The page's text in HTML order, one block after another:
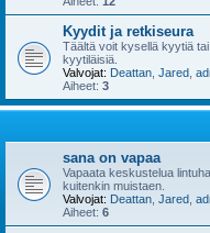
Kyydit ja retkiseura
Täältä voit kysellä kyytiä
kyytiläisiä.
Valvojat: Deattan Jared
Aiheet: 3
sana on vapaa
Vapaata keskustelua
kuitenkin muistaen.
Valvojat: Deattan Jared
Aiheet: 6